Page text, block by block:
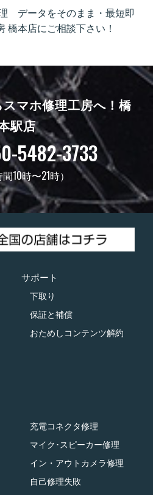
データをそのまま・最短即
橋本店にご相談下さい！
マホ修理工房へ！ 橋
駅店
5482-3733
10時〜21時）
サポート
下取り
保証と補償
おためしコンテンツ解約
充電コネクタ修理
マイク･スピーカー修理
イン・アウトカメラ修理
自己修理失敗